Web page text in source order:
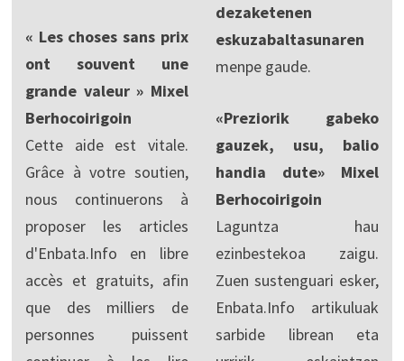
« Les choses sans prix
ont souvent une
grande valeur » Mixel
Berhocoirigoin
Cette aide est vitale.
Grâce à votre soutien,
nous continuerons à
proposer les articles
d'Enbata.Info en libre
accès et gratuits, afin
que des milliers de
personnes puissent
dezaketenen
eskuzabaltasunaren
menpe gaude.
«Preziorik gabeko
gauzek, usu, balio
handia dute» Mixel
Berhocoirigoin
Laguntza hau
ezinbestekoa zaigu.
Zuen sustenguari esker,
Enbata.Info artikuluak
sarbide librean eta